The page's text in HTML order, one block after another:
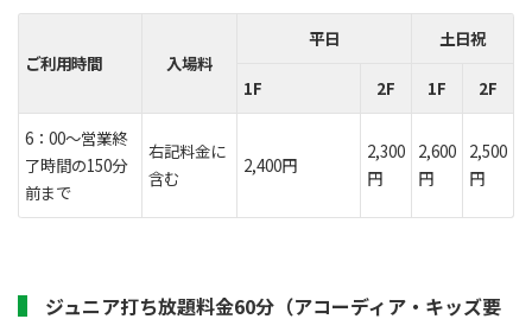
ご利用時間 入場料
平日 土日祝
1F 2F 1F 2F
6：00～営業終
了時間の150分
前まで
右記料金に
含む
2,400円
2,300
円
2,600
円
2,500
円
ジュニア打ち放題料金60分（アコーディア・キッズ要